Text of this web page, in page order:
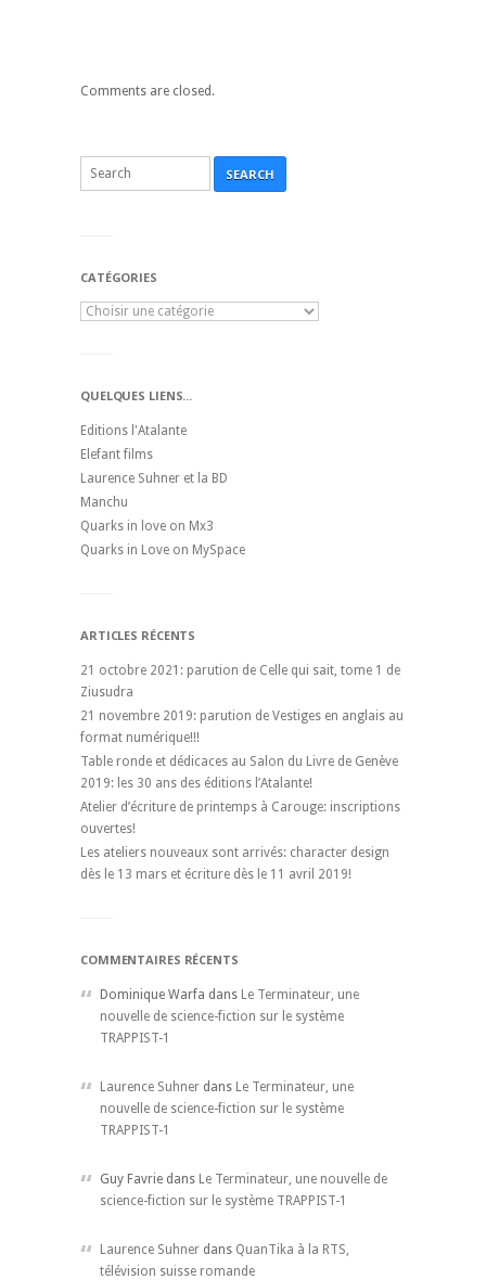
Comments are closed.
SEARCH
CATÉGORIES
QUELQUES LIENS...
Editions l'Atalante
Elefant films
Laurence Suhner et la BD
Manchu
Quarks in love on Mx3
Quarks in Love on MySpace
ARTICLES RÉCENTS
21 octobre 2021: parution de Celle qui sait, tome 1 de
Ziusudra
21 novembre 2019: parution de Vestiges en anglais au
format numérique!!!
Table ronde et dédicaces au Salon du Livre de Genève
2019: les 30 ans des éditions l’Atalante!
Atelier d’écriture de printemps à Carouge: inscriptions
ouvertes!
Les ateliers nouveaux sont arrivés: character design
dès le 13 mars et écriture dès le 11 avril 2019!
COMMENTAIRES RÉCENTS
Dominique Warfa dans Le Terminateur, une
nouvelle de science-fiction sur le système
TRAPPIST-1
Laurence Suhner dans Le Terminateur, une
nouvelle de science-fiction sur le système
TRAPPIST-1
Guy Favrie dans Le Terminateur, une nouvelle de
science-fiction sur le système TRAPPIST-1
Laurence Suhner dans QuanTika à la RTS,
télévision suisse romande